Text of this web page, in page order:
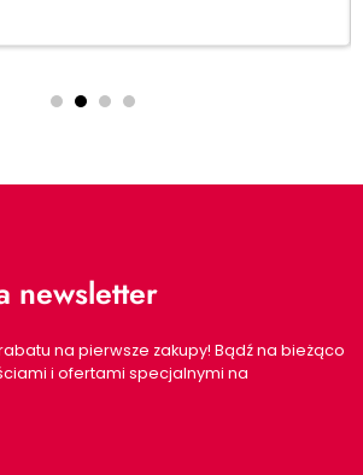
newsletter
na pierwsze zakupy! Bądź na bieżąco
i ofertami specjalnymi na